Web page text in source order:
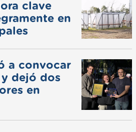
clave
en
a convocar
dejó dos
en